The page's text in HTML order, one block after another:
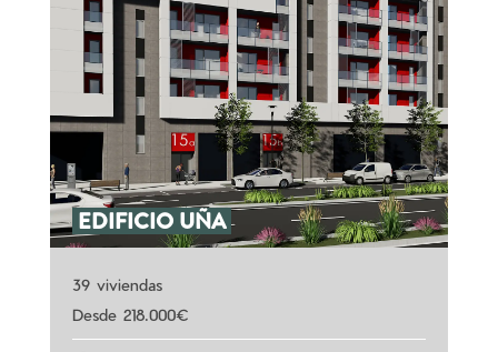
EDIFICIO UÑA
39 viviendas
218.000